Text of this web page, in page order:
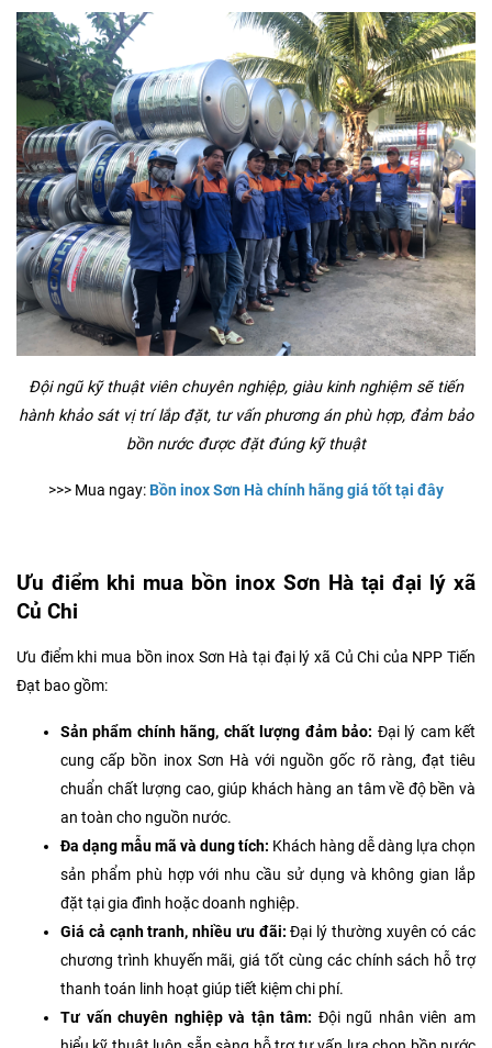
Đội ngũ kỹ thuật viên chuyên nghiệp, giàu kinh nghiệm sẽ tiến
hành khảo sát vị trí lắp đặt, tư vấn phương án phù hợp, đảm bảo
bồn nước được đặt đúng kỹ thuật
>>> Mua ngay:Bồn inox Sơn Hà chính hãng giá tốt tại đây
Ưu điểm khi mua bồn inox Sơn Hà tại đại lý xã
Củ Chi
Ưu điểm khi mua bồn inox Sơn Hà tại đại lý xã Củ Chi của NPP Tiến
Đạt bao gồm:
Sản phẩm chính hãng, chất lượng đảm bảo: Đại lý cam kết
cung cấp bồn inox Sơn Hà với nguồn gốc rõ ràng, đạt tiêu
chuẩn chất lượng cao, giúp khách hàng an tâm về độ bền và
an toàn cho nguồn nước.
Đa dạng mẫu mã và dung tích: Khách hàng dễ dàng lựa chọn
sản phẩm phù hợp với nhu cầu sử dụng và không gian lắp
đặt tại gia đình hoặc doanh nghiệp.
Giá cả cạnh tranh, nhiều ưu đãi: Đại lý thường xuyên có các
chương trình khuyến mãi, giá tốt cùng các chính sách hỗ trợ
thanh toán linh hoạt giúp tiết kiệm chi phí.
Tư vấn chuyên nghiệp và tận tâm: Đội ngũ nhân viên am